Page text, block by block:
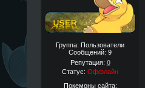
Группа: Пользователи
Сообщений: 9
Репутация: 0
Статус: Оффлайн
Покемоны сайта: